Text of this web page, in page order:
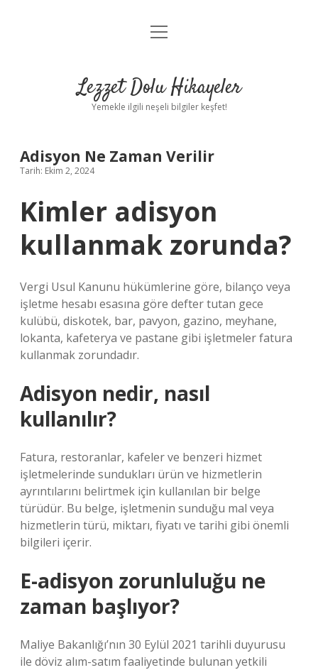
Anasayfa
Yasal Uyarı
menüyü
Lezzet Dolu Hikayeler
Yemekle ilgili neşeli bilgiler keşfet!
Adisyon Ne Zaman Verilir
Tarih: Ekim 2, 2024
Kimler adisyon
kullanmak zorunda?
Vergi Usul Kanunu hükümlerine göre, bilanço veya
işletme hesabı esasına göre defter tutan gece
kulübü, diskotek, bar, pavyon, gazino, meyhane,
lokanta, kafeterya ve pastane gibi işletmeler fatura
kullanmak zorundadır.
Adisyon nedir, nasıl
kullanılır?
Fatura, restoranlar, kafeler ve benzeri hizmet
işletmelerinde sundukları ürün ve hizmetlerin
ayrıntılarını belirtmek için kullanılan bir belge
türüdür. Bu belge, işletmenin sunduğu mal veya
hizmetlerin türü, miktarı, fiyatı ve tarihi gibi önemli
bilgileri içerir.
E-adisyon zorunluluğu ne
zaman başlıyor?
Maliye Bakanlığı’nın 30 Eylül 2021 tarihli duyurusu
ile döviz alım-satım faaliyetinde bulunan yetkili